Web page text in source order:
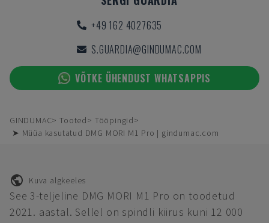
+49 162 4027635
S.GUARDIA@GINDUMAC.COM
VÕTKE ÜHENDUST WHATSAPPIS
GINDUMAC Tooted
Tööpingid
➤ Müüa kasutatud DMG MORI M1 Pro | gindumac.com
Kuva algkeeles
See 3-teljeline DMG MORI M1 Pro on toodetud
2021. aastal. Sellel on spindli kiirus kuni 12 000